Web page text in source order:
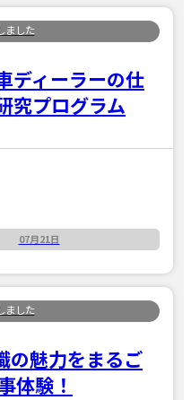
ディーラーの仕
究プログラム
07月21日
の魅力をまるご
体験！